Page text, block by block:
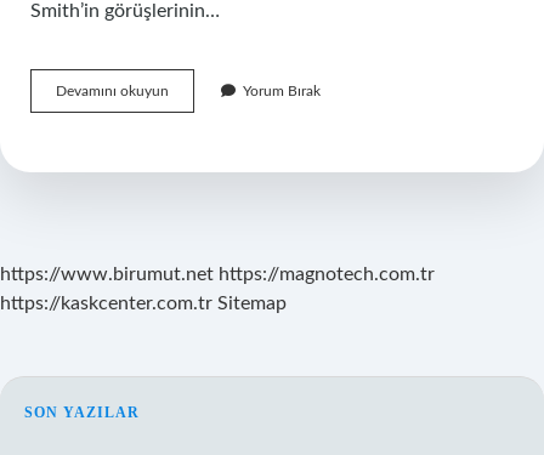
Smith’in görüşlerinin…
Devamını okuyun Kapitalist
Sistemi
Yorum Bırak
https://www.birumut.net https://magnotech.com.tr
https://kaskcenter.com.tr Sitemap
SIDEBAR
SON YAZILAR